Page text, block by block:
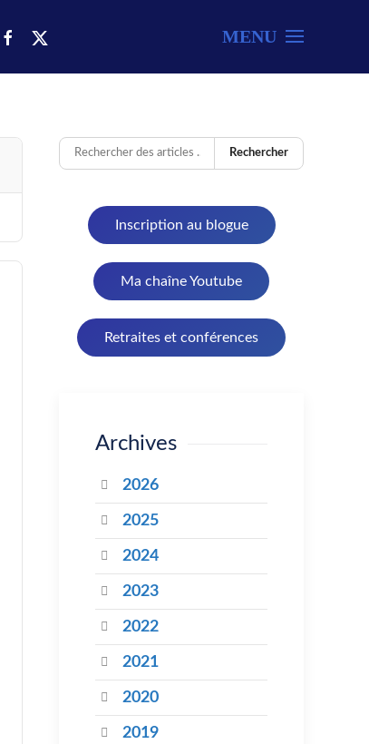
MENU
Rechercher
Inscription au blogue
Ma chaîne Youtube
Retraites et conférences
Archives
2026
2025
2024
2023
2022
2021
2020
2019